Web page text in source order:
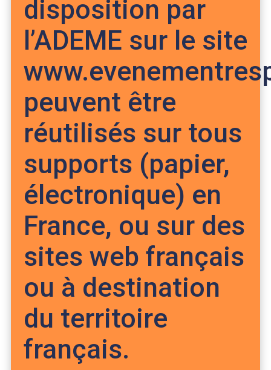
disposition par
l’ADEME sur le site
peuvent être
réutilisés sur tous
supports (papier,
électronique) en
France, ou sur des
sites web français
ou à destination
du territoire
français.